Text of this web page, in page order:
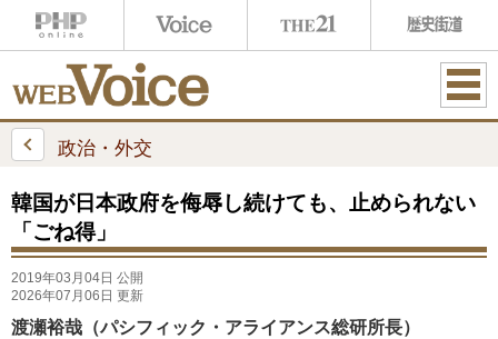
ME
政治・外交
韓国が日本政府を侮辱し続けても、止められない
「ごね得」
2019年03月04日 公開
2026年07月06日 更新
渡瀬裕哉（パシフィック・アライアンス総研所長）